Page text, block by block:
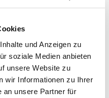
und Anzeigen zu
soziale Medien anbieten
unsere Website zu
wir Informationen zu Ihrer
an unsere Partner für